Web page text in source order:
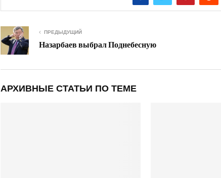
ПРЕДЫДУЩИЙ
Назарбаев выбрал Поднебесную
АРХИВНЫЕ СТАТЬИ ПО ТЕМЕ